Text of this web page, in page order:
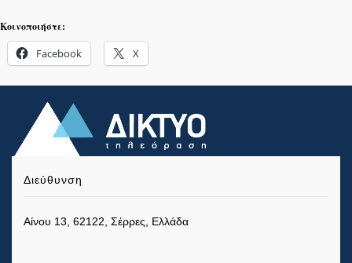
Κοινοποιήστε:
Facebook X
Διεύθυνση
Αίνου 13, 62122, Σέρρες, Ελλάδα